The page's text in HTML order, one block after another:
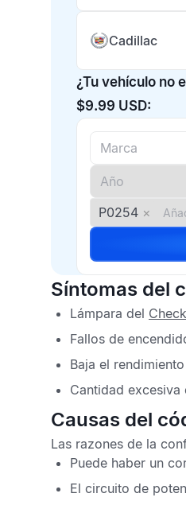
Cadillac
¿Tu vehículo no
$9.99 USD:
P0254 ×
Síntomas del
Lámpara del
Fallos de
Baja el
Cantidad
Causas del
Las razones de la
Puede haber un
El circuito de